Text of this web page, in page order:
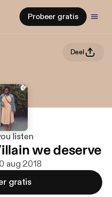
Probeer gratis
Deel
listen
we deserve
aug 2018
gratis